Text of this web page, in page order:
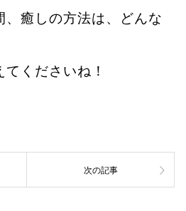
、癒しの方法は、どんな
くださいね！
次の記事